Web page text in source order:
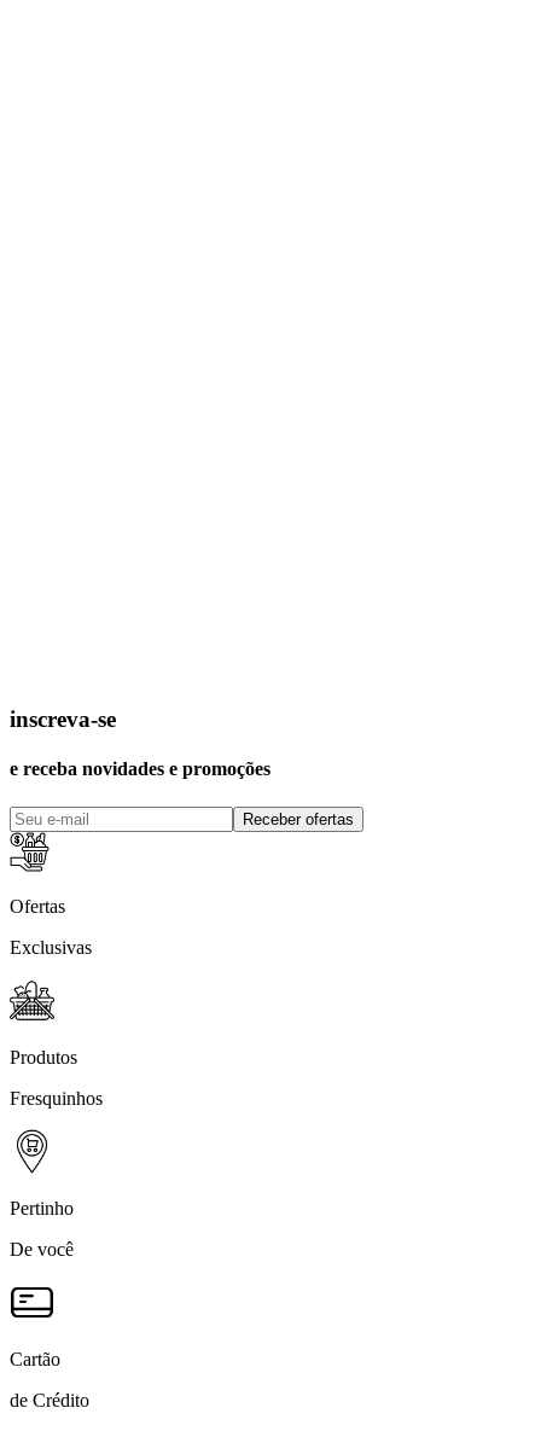
inscreva-se
e receba novidades e promoções
Receber ofertas
Ofertas
Exclusivas
Produtos
Fresquinhos
Pertinho
De você
Cartão
de Crédito